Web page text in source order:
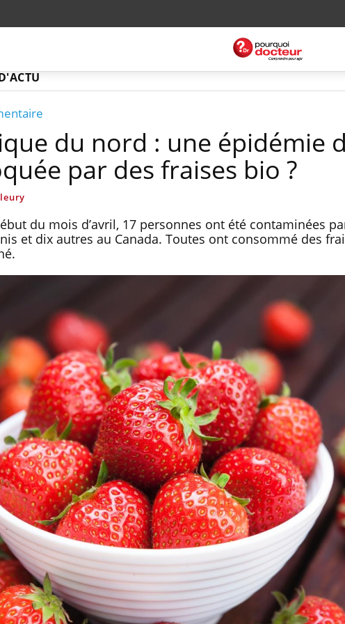
du nord : une épidémie
par des fraises bio ?
du mois d’avril, 17 personnes ont été contaminées
et dix autres au Canada. Toutes ont consommé des
:
le risque de
grimpe-t-il ?
pourrait-il
propagation du
manger moins
pourrait
être bénéfique
Grossesse et chaleur : ce
que dit la science
Le smartphone nuit-il à
l'apprentissage de la
lecture ?
Mordue par une tique en
vacances, elle reste dans
le coma pendant 42 jours